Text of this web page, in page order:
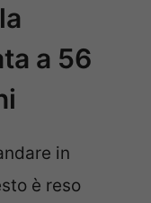
a 56
in
è reso